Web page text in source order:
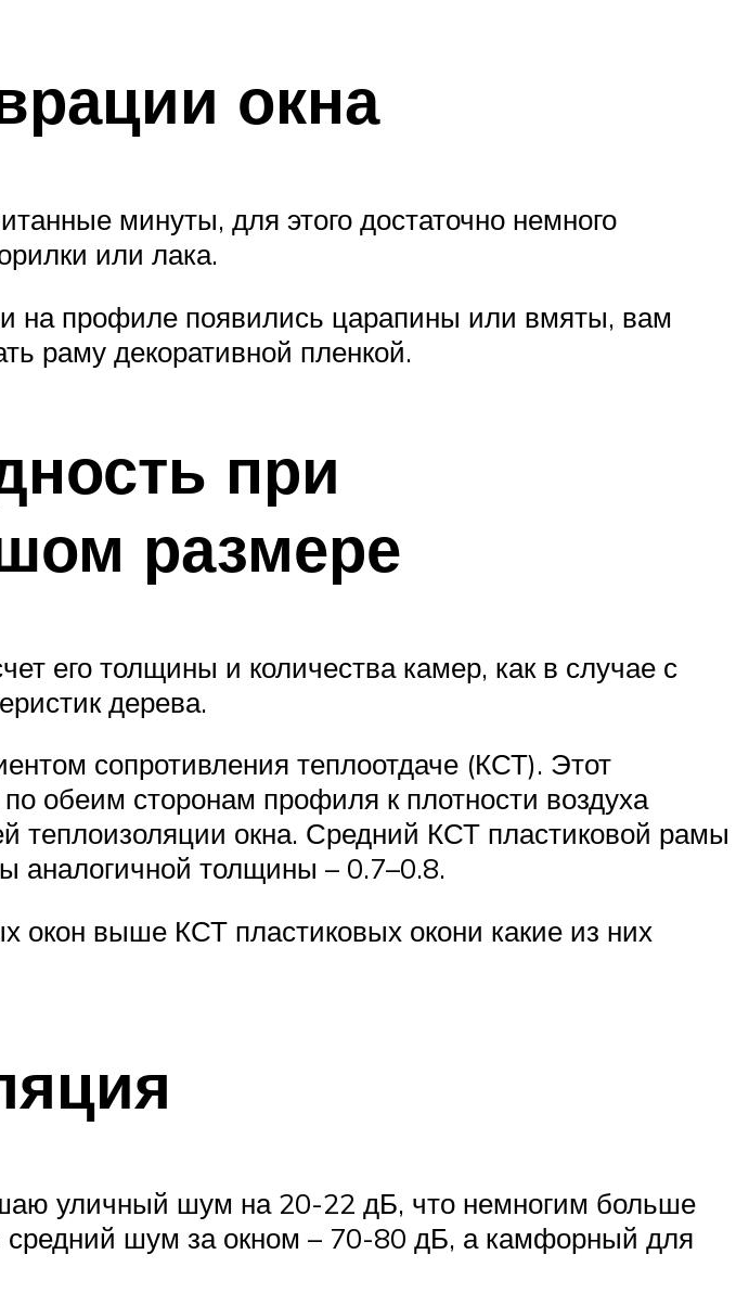
окна
минуты, для этого достаточно немного
или лака.
на профиле появились царапины или вмяты, вам
раму декоративной пленкой.
при
размере
его толщины и количества камер, как в случае с
дерева.
сопротивления теплоотдаче (КСТ). Этот
обеим сторонам профиля к плотности воздуха
теплоизоляции окна. Средний КСТ пластиковой рамы
толщины – 0.7–0.8.
окон выше КСТ пластиковых окони какие из них
уличный шум на 20-22 дБ, что немногим больше
средний шум за окном – 70-80 дБ, а камфорный для